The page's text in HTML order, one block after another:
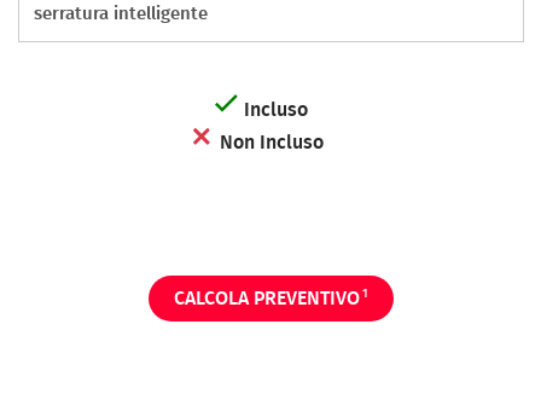
serratura intelligente
Incluso
Non Incluso
CALCOLA PREVENTIVO 1